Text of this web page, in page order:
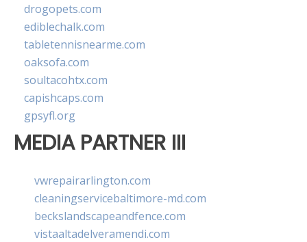
drogopets.com
ediblechalk.com
tabletennisnearme.com
oaksofa.com
soultacohtx.com
capishcaps.com
gpsyfl.org
MEDIA PARTNER III
vwrepairarlington.com
cleaningservicebaltimore-md.com
beckslandscapeandfence.com
vistaaltadelveramendi.com